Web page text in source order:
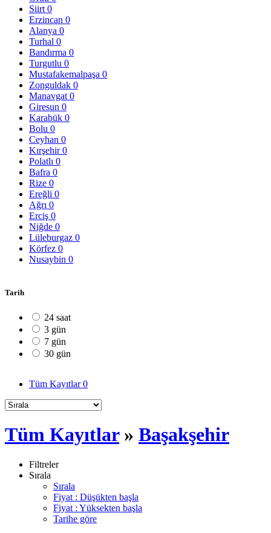
Siirt 0
Erzincan 0
Alanya 0
Turhal 0
Bandırma 0
Turgutlu 0
Mustafakemalpaşa 0
Zonguldak 0
Manavgat 0
Giresun 0
Karabük 0
Bolu 0
Ceyhan 0
Kırşehir0
Polatlı 0
Bafra 0
Rize 0
Ereğli 0
Ağrı 0
Erciş 0
Niğde 0
Lüleburgaz 0
Körfez 0
Nusaybin 0
Tarih
24 saat
3 gün
7 gün
30 gün
Tüm Kayıtlar0
Tüm Kayıtlar» Başakşehir
Filtreler
Sırala
Sırala
Fiyat : Düşükten başla
Fiyat : Yüksekten başla
Tarihe göre